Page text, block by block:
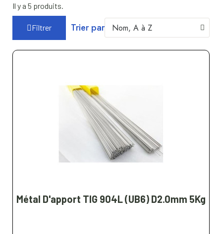
Il y a 5 produits.
Filtrer Trier par
Métal D'apport TIG 904L (UB6) D2.0mm 5Kg